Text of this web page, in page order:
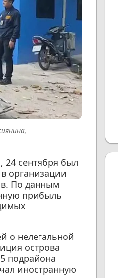
24 сентября был
организации
По данным
прибыль
о нелегальной
острова
подрайона
иностранную